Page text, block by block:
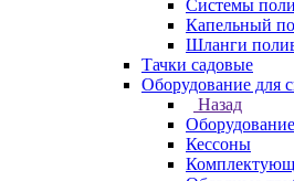
Системы
Капельный
Шланги
Тачки садовые
Оборудование для
Назад
Кессоны